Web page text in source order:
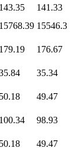
143.35
141.33
15768.39 15546.3
179.19
176.67
35.34
50.18
49.47
100.34
98.93
50.18
49.47